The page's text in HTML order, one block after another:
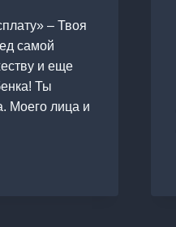
– Твоя
самой
и еще
Ты
Моего лица и